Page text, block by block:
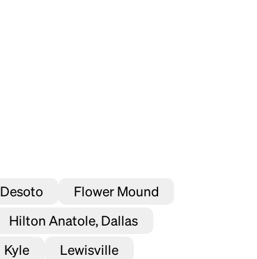
Desoto
Flower Mound
Hilton Anatole, Dallas
Kyle
Lewisville